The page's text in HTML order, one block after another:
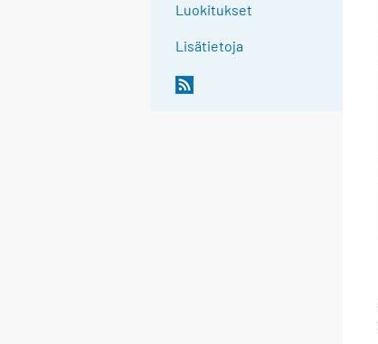
Luokitukset
Lisätietoja